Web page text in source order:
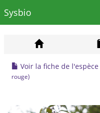
Sysbio
Voir la fiche de l'espèce
rouge)